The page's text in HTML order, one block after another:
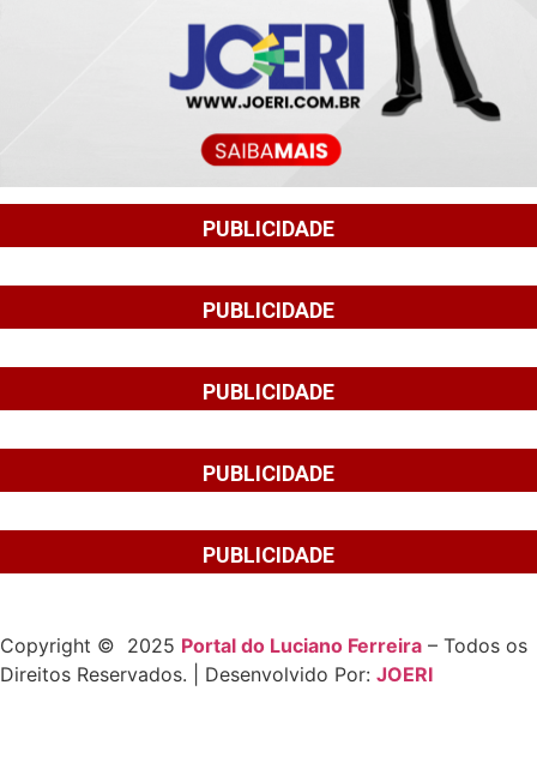
PUBLICIDADE
PUBLICIDADE
PUBLICIDADE
PUBLICIDADE
PUBLICIDADE
Copyright © 2025 Portal do Luciano Ferreira – Todos os
Direitos Reservados. | Desenvolvido Por: JOERI